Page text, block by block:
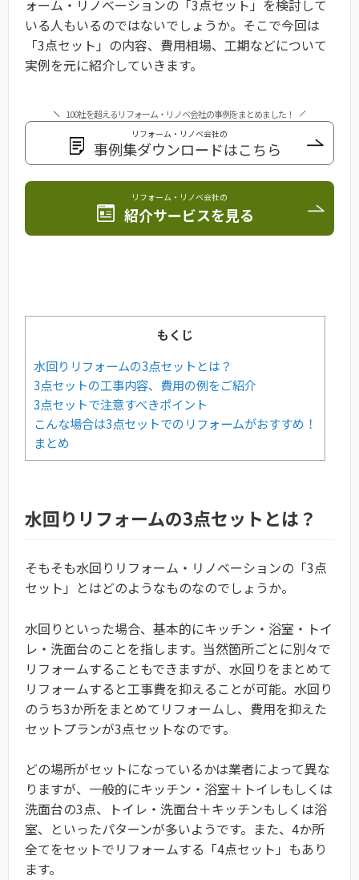
ォーム・リノベーションの「3点セット」を検討して
いる人もいるのではないでしょうか。そこで今回は
「3点セット」の内容、費用相場、工期などについて
実例を元に紹介していきます。
100社を超えるリフォーム・リノベ会社の事例をまとめました！
リフォーム・リノベ会社の
事例集ダウンロードはこちら
リフォーム・リノベ会社の
紹介サービスを見る
もくじ
水回りリフォームの3点セットとは？
3点セットの工事内容、費用の例をご紹介
3点セットで注意すべきポイント
こんな場合は3点セットでのリフォームがおすすめ！
まとめ
水回りリフォームの3点セットとは？
そもそも水回りリフォーム・リノベーションの「3点
セット」とはどのようなものなのでしょうか。
水回りといった場合、基本的にキッチン・浴室・トイ
レ・洗面台のことを指します。当然箇所ごとに別々で
リフォームすることもできますが、水回りをまとめて
リフォームすると工事費を抑えることが可能。水回り
のうち3か所をまとめてリフォームし、費用を抑えた
セットプランが3点セットなのです。
どの場所がセットになっているかは業者によって異な
りますが、一般的にキッチン・浴室＋トイレもしくは
洗面台の3点、トイレ・洗面台＋キッチンもしくは浴
室、といったパターンが多いようです。また、4か所
全てをセットでリフォームする「4点セット」もあり
ます。